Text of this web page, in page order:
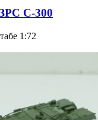
С-300
1:72